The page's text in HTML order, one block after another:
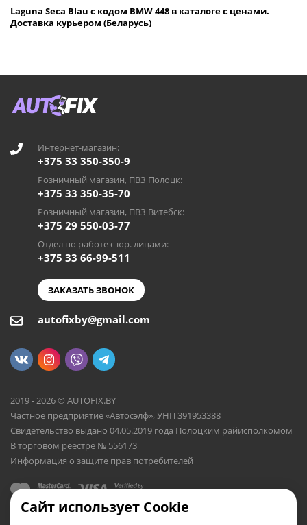
Laguna Seca Blau с кодом BMW 448 в каталоге с ценами.
Доставка курьером (Беларусь)
Интернет-магазин:
+375 33 350-350-9
Розничный магазин, ПВЗ Полоцк:
+375 33 350-35-70
Розничный магазин, ПВЗ Витебск:
+375 29 550-03-77
Отдел по работе с юр. лицами:
+375 33 66-99-511
ЗАКАЗАТЬ ЗВОНОК
autofixby@gmail.com
2019 - 2026 © AUTOFIX.BY
Частное предприятие «Автосэлф», УНП 391953388
Свидетельство выдано 04.05.2019 года Полоцким райисполкомом
В торговом реестре № 556173
Информация о защите прав потребителей
Сайт использует Cookie